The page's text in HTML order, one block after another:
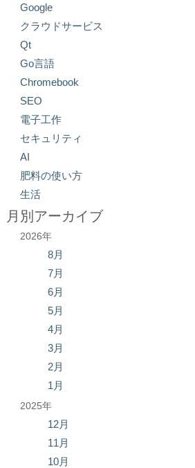
Google
クラウドサービス
Qt
Go言語
Chromebook
SEO
電子工作
セキュリティ
AI
肥料の使い方
生活
月別アーカイブ
2026年
8月
7月
6月
5月
4月
3月
2月
1月
2025年
12月
11月
10月